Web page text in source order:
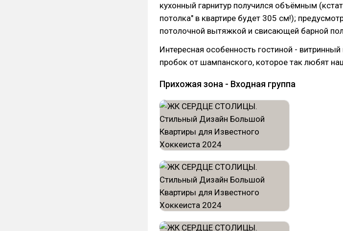
кухонный гарнитур получился объёмным
потолка" в квартире будет 305 см!);
потолочной вытяжкой и свисающей барной
Интересная особенность гостиной -
пробок от шампанского, которое так любят
Прихожая зона - Входная группа